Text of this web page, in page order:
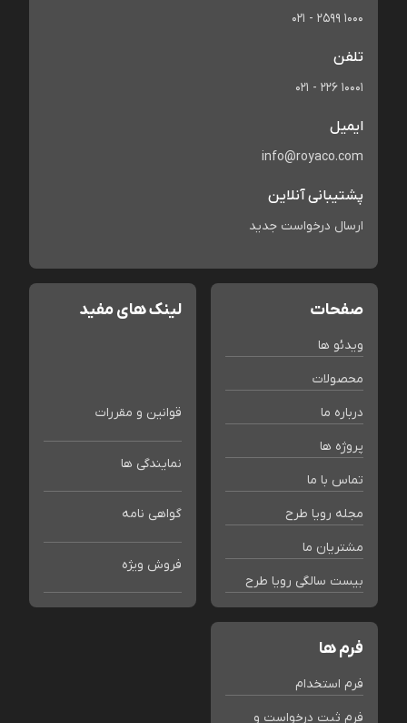
021 - 2599 1000
تلفن
021 - 226 10001
ایمیل
info@royaco.com
پشتیبانی آنلاین
ارسال درخواست جدید
صفحات
ویدئو ها
محصولات
درباره ما
پروژه ها
تماس با ما
مجله رویا طرح
مشتریان ما
بیست سالگی رویا طرح
لینک های مفید
قوانین و مقررات
نمایندگی ها
گواهی نامه
فروش ویژه
فرم ها
فرم استخدام
فرم ثبت درخواست و